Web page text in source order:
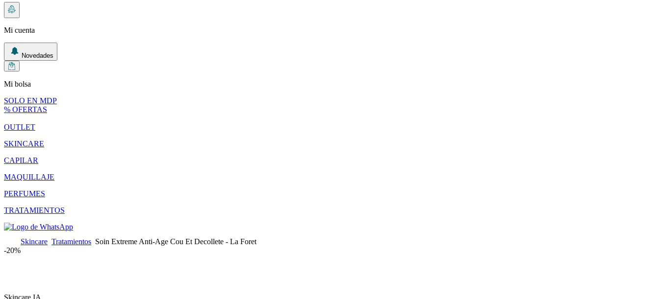
Mi cuenta
Novedades
Mi bolsa
SOLO EN MDP
% OFERTAS
OUTLET
SKINCARE
CAPILAR
MAQUILLAJE
PERFUMES
TRATAMIENTOS
Skincare Tratamientos Soin Extreme Anti-Age Cou Et Decollete - La Foret
-20%
Skincare IA